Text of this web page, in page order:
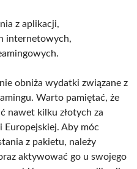
z aplikacji,
internetowych,
obniża wydatki związane z
Warto pamiętać, że
nawet kilku złotych za
Europejskiej. Aby móc
z pakietu, należy
aktywować go u swojego